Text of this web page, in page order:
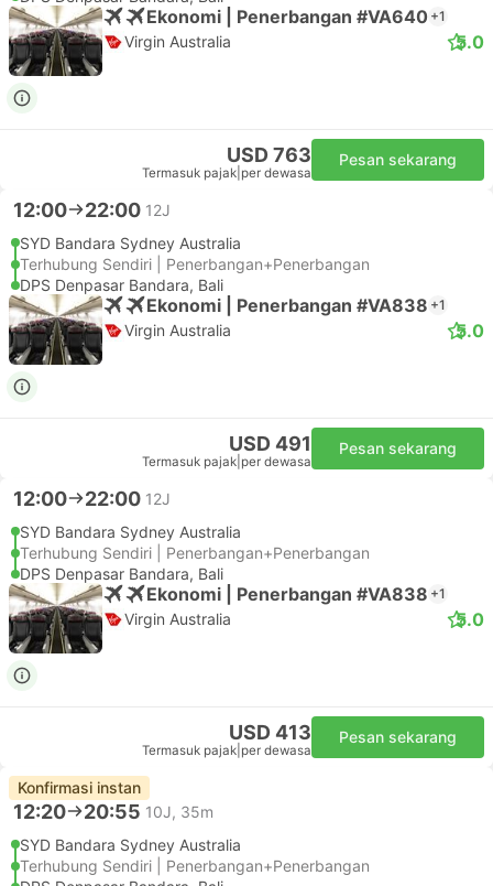
Ekonomi | Penerbangan #VA640 +1
Virgin Australia 5.0
USD 763
Termasuk pajak per dewasa
Pesan sekarang
12:00 22:00 12J
SYD Bandara Sydney Australia
Terhubung Sendiri | Penerbangan+Penerbangan
DPS Denpasar Bandara, Bali
Ekonomi | Penerbangan #VA838 +1
Virgin Australia 5.0
USD 491
Termasuk pajak per dewasa
Pesan sekarang
12:00 22:00 12J
SYD Bandara Sydney Australia
Terhubung Sendiri | Penerbangan+Penerbangan
DPS Denpasar Bandara, Bali
Ekonomi | Penerbangan #VA838 +1
Virgin Australia 5.0
USD 413
Termasuk pajak per dewasa
Pesan sekarang
Konfirmasi instan
12:20 20:55 10J, 35m
SYD Bandara Sydney Australia
Terhubung Sendiri | Penerbangan+Penerbangan